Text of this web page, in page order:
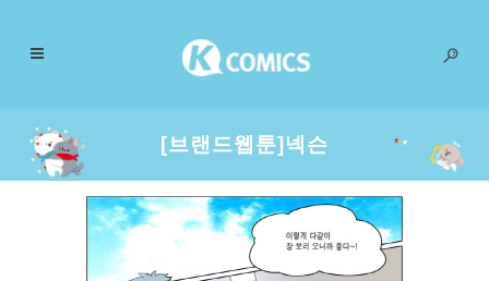
[브랜드웹툰]넥슨